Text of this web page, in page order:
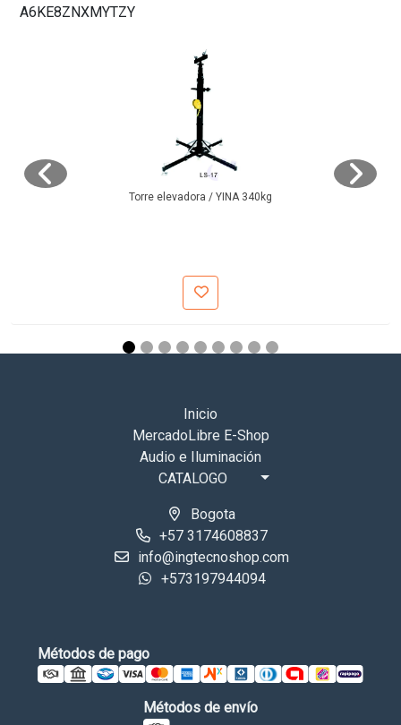
A6KE8ZNXMYTZY
Torre elevadora / YINA 340kg
Inicio
MercadoLibre E-Shop
Audio e Iluminación
CATALOGO
Bogota
+57 3174608837
info@ingtecnoshop.com
+573197944094
Métodos de pago
Métodos de envío